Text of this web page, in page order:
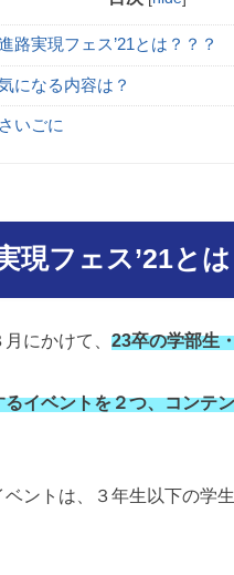
路実現フェス’21とは？？？
になる内容は？
さいごに
現フェス’21とは
月にかけて、23卒の学部生
るイベントを２つ、コンテ
ベントは、３年生以下の学